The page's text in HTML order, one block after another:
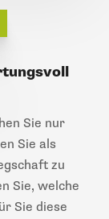
Sie nur
Sie als
zu
Sie, welche
Sie diese